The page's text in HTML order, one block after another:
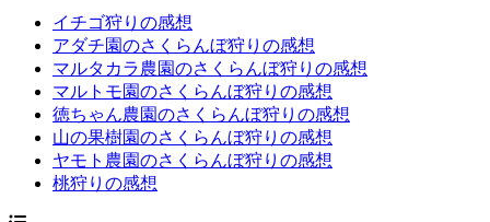
イチゴ狩りの感想
アダチ園のさくらんぼ狩りの感想
マルタカラ農園のさくらんぼ狩りの感想
マルトモ園のさくらんぼ狩りの感想
徳ちゃん農園のさくらんぼ狩りの感想
山の果樹園のさくらんぼ狩りの感想
ヤモト農園のさくらんぼ狩りの感想
桃狩りの感想